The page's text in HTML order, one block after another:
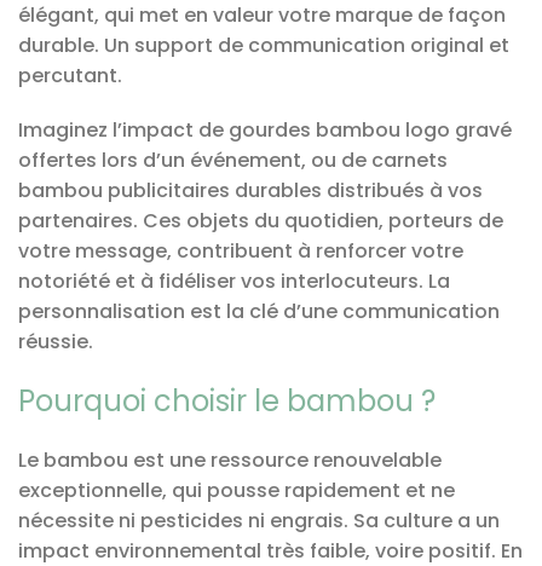
élégant, qui met en valeur votre marque de façon
durable. Un support de communication original et
percutant.
Imaginez l’impact de gourdes bambou logo gravé
offertes lors d’un événement, ou de carnets
bambou publicitaires durables distribués à vos
partenaires. Ces objets du quotidien, porteurs de
votre message, contribuent à renforcer votre
notoriété et à fidéliser vos interlocuteurs. La
personnalisation est la clé d’une communication
réussie.
Pourquoi choisir le bambou ?
Le bambou est une ressource renouvelable
exceptionnelle, qui pousse rapidement et ne
nécessite ni pesticides ni engrais. Sa culture a un
impact environnemental très faible, voire positif. En